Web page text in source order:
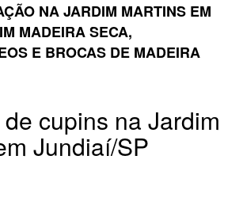
NA JARDIM MARTINS EM
MADEIRA SECA,
E BROCAS DE MADEIRA
cupins na Jardim
Jundiaí/SP